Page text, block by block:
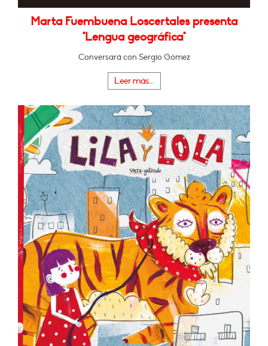
Marta Fuembuena Loscertales presenta
"Lengua geográfica"
Conversará con Sergio Gómez
Leer más...